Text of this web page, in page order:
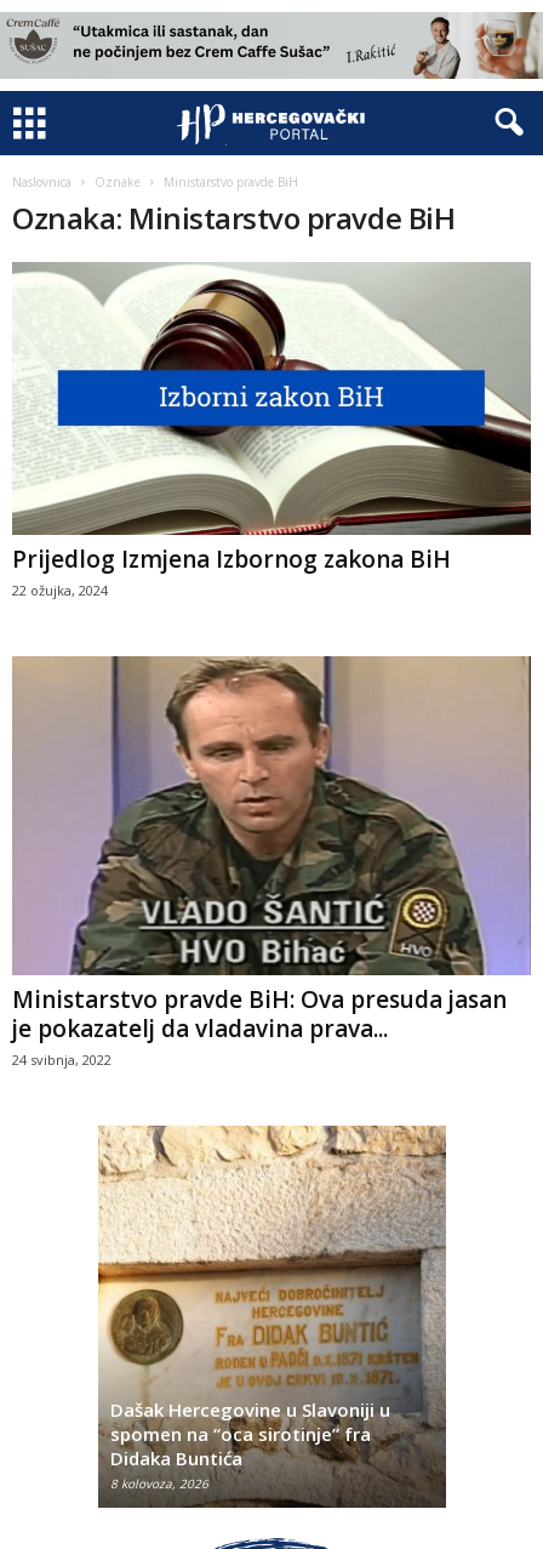
Naslovnica Oznake Ministarstvo pravde BiH
Oznaka: Ministarstvo pravde BiH
Prijedlog Izmjena Izbornog zakona BiH
22 ožujka, 2024
Ministarstvo pravde BiH: Ova presuda jasan
je pokazatelj da vladavina prava...
24 svibnja, 2022
Dašak Hercegovine u Slavoniji u
spomen na “oca sirotinje” fra
Didaka Buntića
8 kolovoza, 2026